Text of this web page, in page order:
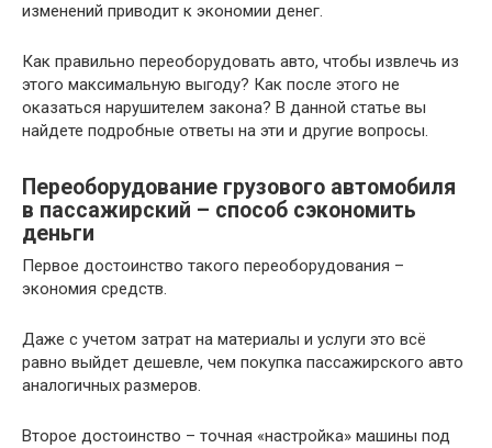
изменений приводит к экономии денег.
Как правильно переоборудовать авто, чтобы извлечь из
этого максимальную выгоду? Как после этого не
оказаться нарушителем закона? В данной статье вы
найдете подробные ответы на эти и другие вопросы.
Переоборудование грузового автомобиля
в пассажирский – способ сэкономить
деньги
Первое достоинство такого переоборудования –
экономия средств.
Даже с учетом затрат на материалы и услуги это всё
равно выйдет дешевле, чем покупка пассажирского авто
аналогичных размеров.
Второе достоинство – точная «настройка» машины под